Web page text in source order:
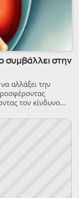
συμβάλλει στην
αλλάξει την
τον κίνδυνο...